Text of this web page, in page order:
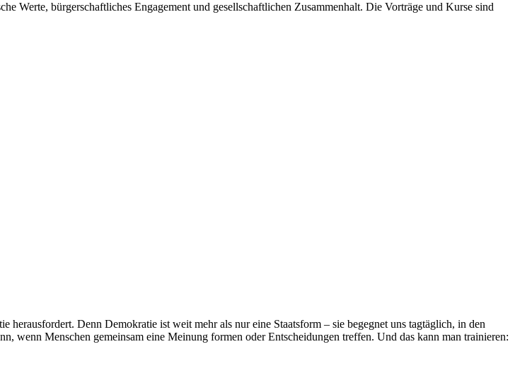
Werte, bürgerschaftliches Engagement und gesellschaftlichen Zusammenhalt. Die Vorträge und Kurse sind
Denn Demokratie ist weit mehr als nur eine Staatsform – sie begegnet uns tagtäglich, in den
wenn Menschen gemeinsam eine Meinung formen oder Entscheidungen treffen. Und das kann man trainieren: